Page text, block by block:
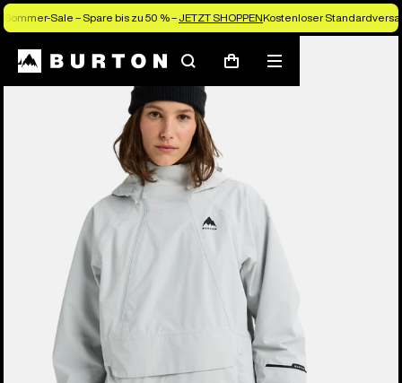
Sommer-Sale – Spare bis zu 50 % – JETZT SHOPPENKostenloser
SuchenWarenkorb
Menü
Die Experten von Burton erklären es dir